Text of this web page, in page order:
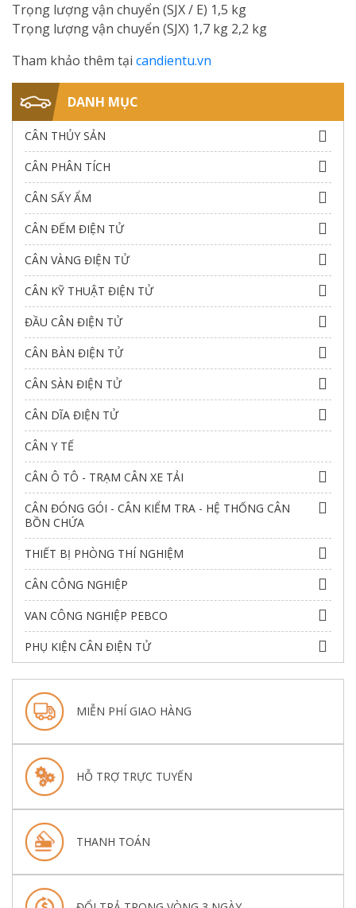
Trọng lượng vận chuyển (SJX / E) 1,5 kg
Trọng lượng vận chuyển (SJX) 1,7 kg 2,2 kg
Tham khảo thêm tại candientu.vn
DANH MỤC
CÂN THỦY SẢN
CÂN PHÂN TÍCH
CÂN SẤY ẨM
CÂN ĐẾM ĐIỆN TỬ
CÂN VÀNG ĐIỆN TỬ
CÂN KỸ THUẬT ĐIỆN TỬ
ĐẦU CÂN ĐIỆN TỬ
CÂN BÀN ĐIỆN TỬ
CÂN SÀN ĐIỆN TỬ
CÂN DĨA ĐIỆN TỬ
CÂN Y TẾ
CÂN Ô TÔ - TRẠM CÂN XE TẢI
CÂN ĐÓNG GÓI - CÂN KIỂM TRA - HỆ THỐNG CÂN
BỒN CHỨA
THIẾT BỊ PHÒNG THÍ NGHIỆM
CÂN CÔNG NGHIỆP
VAN CÔNG NGHIỆP PEBCO
PHỤ KIỆN CÂN ĐIỆN TỬ
MIỄN PHÍ GIAO HÀNG
HỖ TRỢ TRỰC TUYẾN
THANH TOÁN